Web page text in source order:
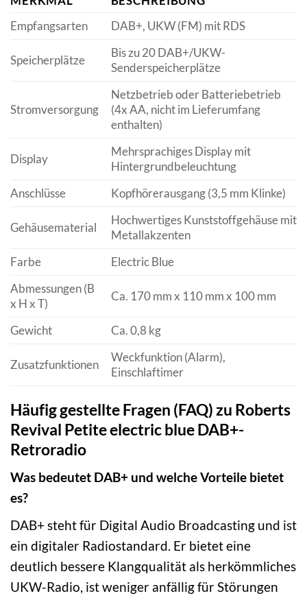
Empfangsarten
DAB+, UKW (FM) mit RDS
Speicherplätze
Bis zu 20 DAB+/UKW-
Senderspeicherplätze
Stromversorgung
Netzbetrieb oder Batteriebetrieb
(4x AA, nicht im Lieferumfang
enthalten)
Display
Mehrsprachiges Display mit
Hintergrundbeleuchtung
Anschlüsse
Kopfhörerausgang (3,5 mm Klinke)
Gehäusematerial
Hochwertiges Kunststoffgehäuse mit
Metallakzenten
Farbe
Electric Blue
Abmessungen (B
x H x T)
Ca. 170 mm x 110 mm x 100 mm
Gewicht Ca. 0,8 kg
Zusatzfunktionen
Weckfunktion (Alarm),
Einschlaftimer
Häufig gestellte Fragen (FAQ) zu Roberts
Revival Petite electric blue DAB+-
Retroradio
Was bedeutet DAB+ und welche Vorteile bietet
es?
DAB+ steht für Digital Audio Broadcasting und ist
ein digitaler Radiostandard. Er bietet eine
deutlich bessere Klangqualität als herkömmliches
UKW-Radio, ist weniger anfällig für Störungen